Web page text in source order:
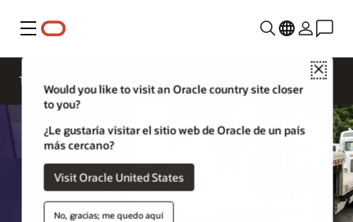
Menú
Close
Would you like to visit an Oracle country site closer
to you?
¿Le gustaría visitar el sitio web de Oracle de un país
más cercano?
Visit Oracle United States
No, gracias; me quedo aquí
Travel and Transportation Products